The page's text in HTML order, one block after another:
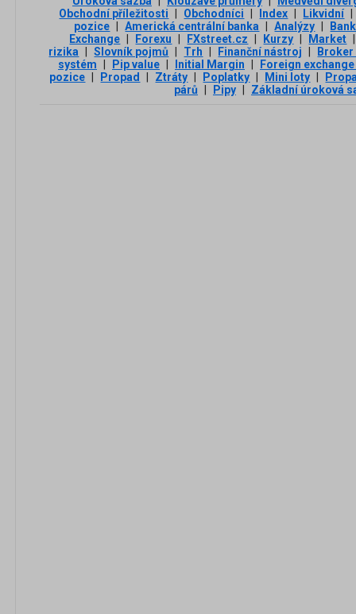
Obchodní příležitosti
Obchodníci Index Likvidní
pozice
Americká centrální banka Analýzy
Exchange
Forexu FXstreet.cz Kurzy Market
rizika
Slovník pojmů Trh Finanční nástroj
systém
Pip value Initial Margin
Foreign
pozice
Propad Ztráty Poplatky Mini loty
párů
Pipy Základní úroková